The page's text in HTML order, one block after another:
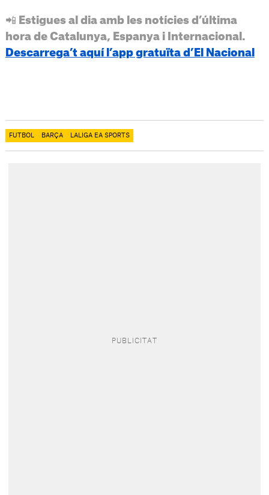
📲 Estigues al dia amb les notícies d’última
hora de Catalunya, Espanya i Internacional.
Descarrega’t aquí l’app gratuïta d’El Nacional
FUTBOL BARÇA LALIGA EA SPORTS